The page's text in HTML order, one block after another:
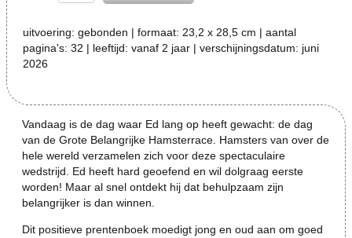
uitvoering: gebonden | formaat: 23,2 x 28,5 cm | aantal
pagina's: 32 | leeftijd: vanaf 2 jaar | verschijningsdatum: juni
2026
Vandaag is de dag waar Ed lang op heeft gewacht: de dag
van de Grote Belangrijke Hamsterrace. Hamsters van over de
hele wereld verzamelen zich voor deze spectaculaire
wedstrijd. Ed heeft hard geoefend en wil dolgraag eerste
worden! Maar al snel ontdekt hij dat behulpzaam zijn
belangrijker is dan winnen.
Dit positieve prentenboek moedigt jong en oud aan om goed